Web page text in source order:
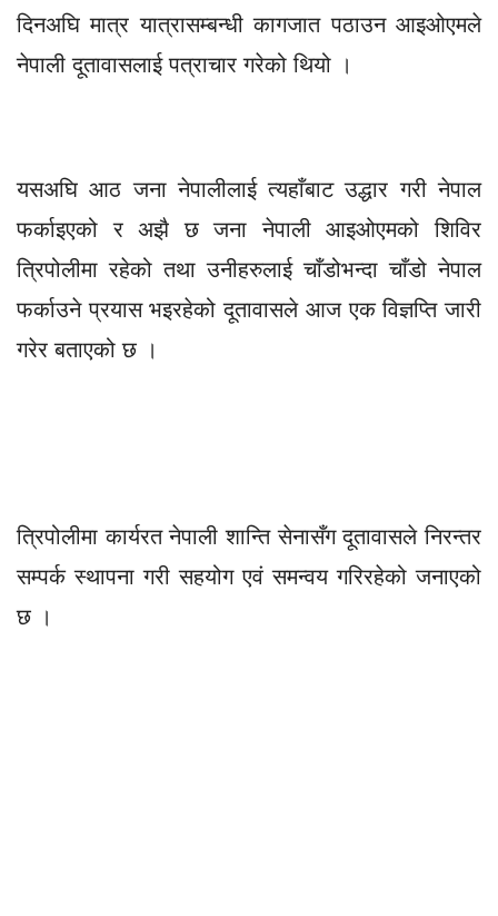
दिनअघि मात्र यात्रासम्बन्धी कागजात पठाउन आइओएमले
नेपाली दूतावासलाई पत्राचार गरेको थियो ।
यसअघि आठ जना नेपालीलाई त्यहाँबाट उद्धार गरी नेपाल
फर्काइएको र अझै छ जना नेपाली आइओएमको शिविर
त्रिपोलीमा रहेको तथा उनीहरुलाई चाँडोभन्दा चाँडो नेपाल
फर्काउने प्रयास भइरहेको दूतावासले आज एक विज्ञप्ति जारी
गरेर बताएको छ ।
त्रिपोलीमा कार्यरत नेपाली शान्ति सेनासँग दूतावासले निरन्तर
सम्पर्क स्थापना गरी सहयोग एवं समन्वय गरिरहेको जनाएको
छ ।